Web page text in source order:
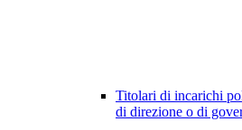
Titolari di incarichi
di direzione o di